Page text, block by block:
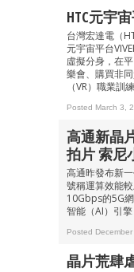
HTC元宇
台灣宏達電（
元宇宙平台
虛擬分身，在
樂會、購買非
（VR）職業訓練
Posted March 3,
高通新晶
拍片 索尼
高通昨發布新
號稱運算效能
10Gbps的5G
智能（AI）引擎
Posted
晶片荒肆